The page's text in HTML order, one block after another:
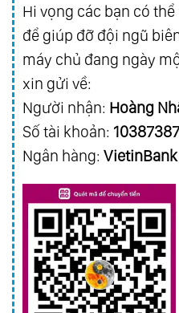
Hi vọng các bạn có
để giúp đỡ đội ngũ
máy chủ đang ngày
xin gửi về:
Người nhận: Hoàng
Số tài khoản:
Ngân hàng: VietinBank